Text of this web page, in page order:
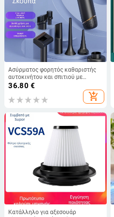
Ασύρματος φορητός καθαριστής
αυτοκινήτου και σπιτιού με
λειτουργία φουσκώματος και
τροφοδοσία, ενσωματωμένη
αυτονομία 1–3 ώρες, θόρυβος ≤36
dB
36.80 €
add_shopping_cart
Κατάλληλο για αξεσουάρ